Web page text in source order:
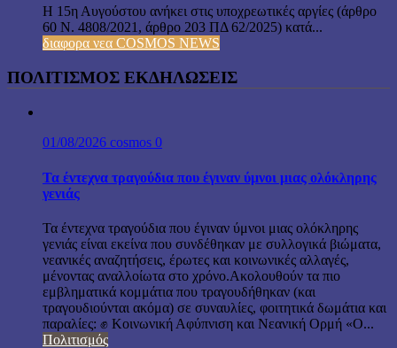
Η 15η Αυγούστου ανήκει στις υποχρεωτικές αργίες (άρθρο
60 Ν. 4808/2021, άρθρο 203 ΠΔ 62/2025) κατά...
διαφορα νεα COSMOS NEWS
ΠΟΛΙΤΙΣΜΟΣ ΕΚΔΗΛΩΣΕΙΣ
01/08/2026 cosmos 0
Τα έντεχνα τραγούδια που έγιναν ύμνοι μιας ολόκληρης
γενιάς
Τα έντεχνα τραγούδια που έγιναν ύμνοι μιας ολόκληρης
γενιάς είναι εκείνα που συνδέθηκαν με συλλογικά βιώματα,
νεανικές αναζητήσεις, έρωτες και κοινωνικές αλλαγές,
μένοντας αναλλοίωτα στο χρόνο.Ακολουθούν τα πιο
εμβληματικά κομμάτια που τραγουδήθηκαν (και
τραγουδιούνται ακόμα) σε συναυλίες, φοιτητικά δωμάτια και
παραλίες: ✊ Κοινωνική Αφύπνιση και Νεανική Ορμή «Ο...
Πολιτισμός